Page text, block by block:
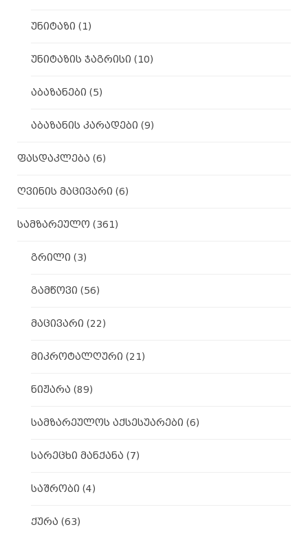
უნიტაზი (1)
უნიტაზის ჯაგრისი (10)
აბაზანები (5)
აბაზანის კარადები (9)
ფასდაკლება (6)
ღვინის მაცივარი (6)
სამზარეულო (361)
გრილი (3)
გამწოვი (56)
მაცივარი (22)
მიკროტალღური (21)
ნიჟარა (89)
სამზარეულოს აქსესუარები (6)
სარეცხი მანქანა (7)
საშრობი (4)
ქურა (63)